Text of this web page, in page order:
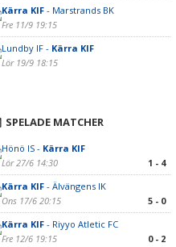
Kärra KIF- Marstrands BK
Fre 11/9 19:15
Lundby IF - Kärra KIF
Lör 19/9 18:15
SPELADE MATCHER
Hönö IS - Kärra KIF
Lör 27/6 14:30
1 - 4
Kärra KIF- Älvängens IK
Ons 17/6 20:15
5 - 0
Kärra KIF- Riyyo Atletic FC
Fre 12/6 19:15
0 - 2